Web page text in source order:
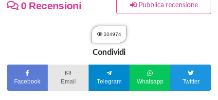
0 Recensioni Pubblica recensione
304974
Condividi
Facebook Email Telegram Whatsapp Twitter